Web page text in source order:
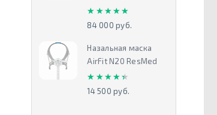
★★★★★
★★★★★
84 000 руб.
Назальная маска
AirFit N20 ResMed
★★★★★
★★★★★
14 500 руб.